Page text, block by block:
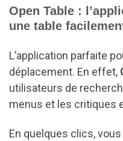
Open Table :
une table
L’application parfaite
déplacement. En effet,
utilisateurs de
menus et les critiques
En quelques clics,